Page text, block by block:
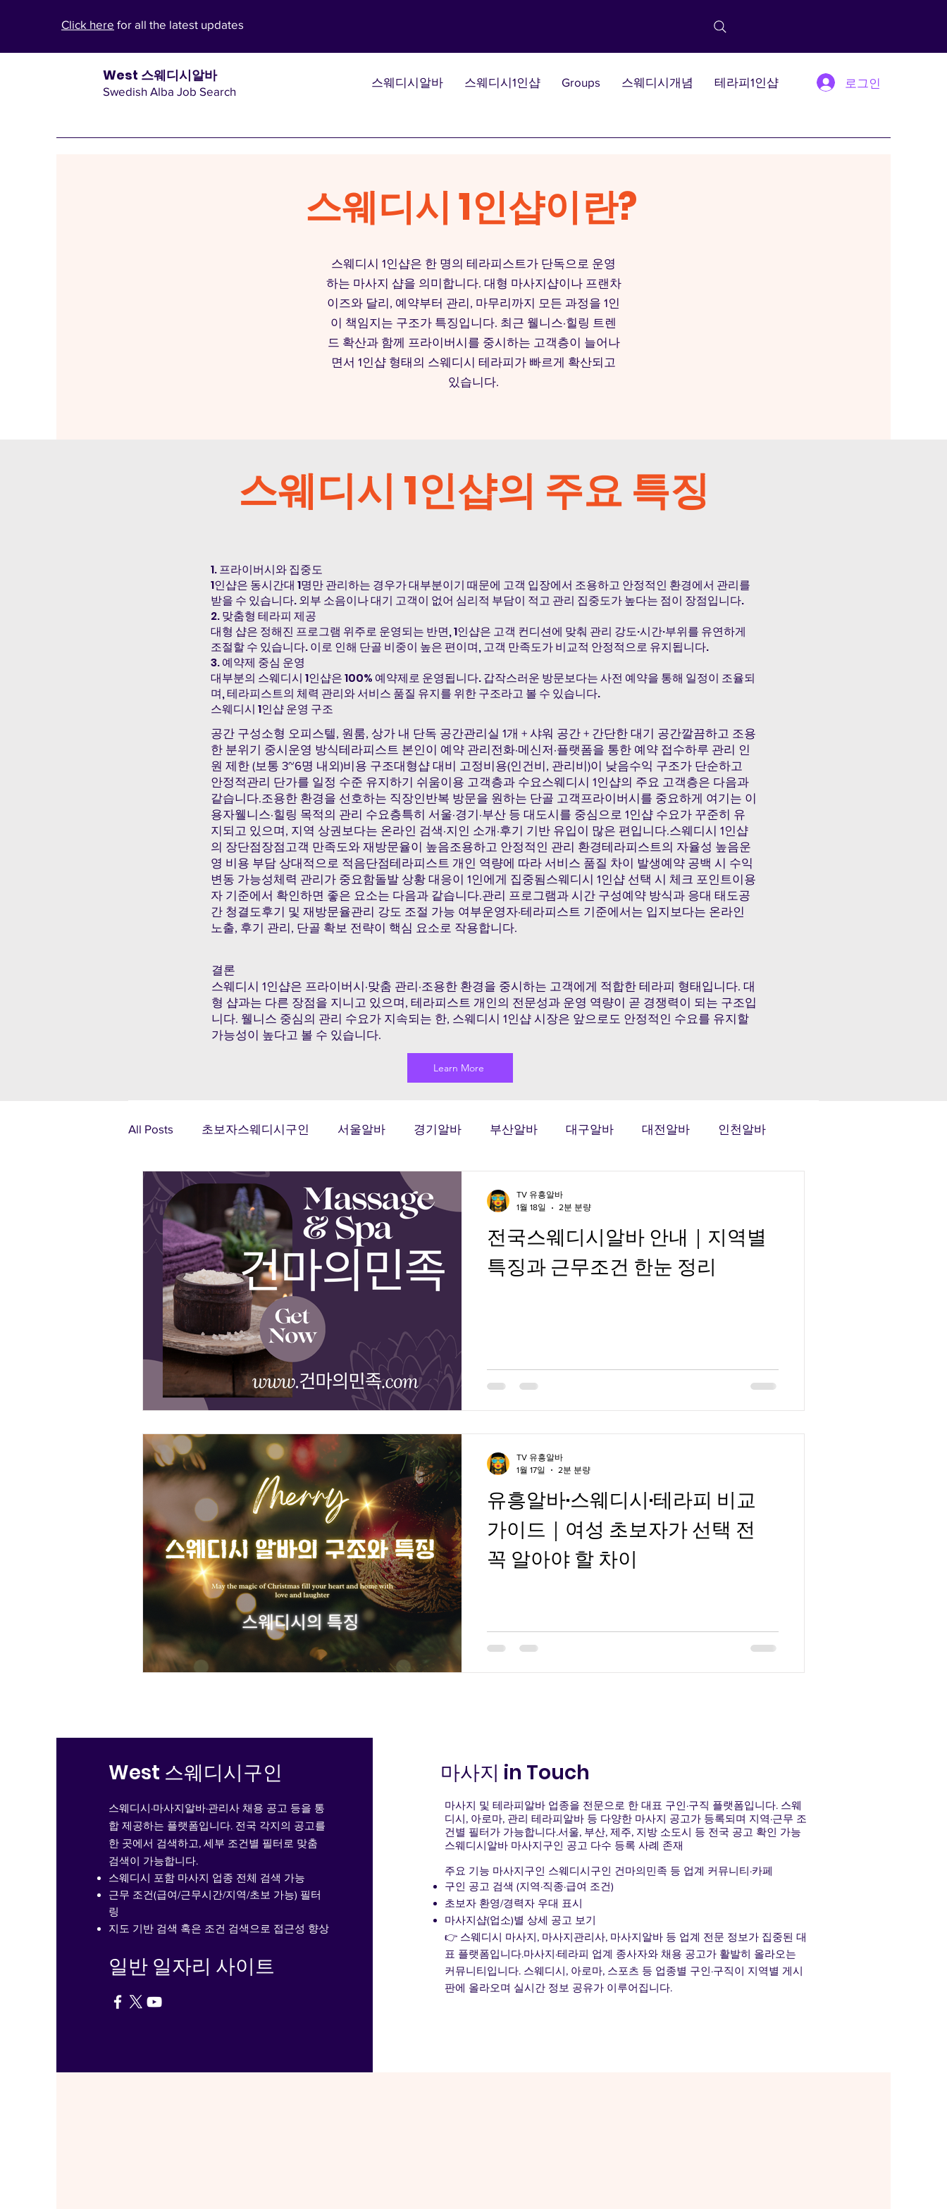
Click here for all the latest updates
West 스웨디시알바
Swedish Alba Job Search
스웨디시알바 스웨디시1인샵 Groups 스웨디시개념 테라피1인샵 로그인
스웨디시 1인샵이란?
스웨디시 1인샵은 한 명의 테라피스트가 단독으로 운영
하는 마사지 샵을 의미합니다. 대형 마사지샵이나 프랜차
이즈와 달리, 예약부터 관리, 마무리까지 모든 과정을 1인
이 책임지는 구조가 특징입니다. 최근 웰니스·힐링 트렌
드 확산과 함께 프라이버시를 중시하는 고객층이 늘어나
면서 1인샵 형태의 스웨디시 테라피가 빠르게 확산되고
있습니다.
스웨디시 1인샵의 주요 특징
1. 프라이버시와 집중도
1인샵은 동시간대 1명만 관리하는 경우가 대부분이기 때문에 고객 입장에서 조용하고 안정적인 환경에서 관리를
받을 수 있습니다. 외부 소음이나 대기 고객이 없어 심리적 부담이 적고 관리 집중도가 높다는 점이 장점입니다.
2. 맞춤형 테라피 제공
대형 샵은 정해진 프로그램 위주로 운영되는 반면, 1인샵은 고객 컨디션에 맞춰 관리 강도·시간·부위를 유연하게
조절할 수 있습니다. 이로 인해 단골 비중이 높은 편이며, 고객 만족도가 비교적 안정적으로 유지됩니다.
3. 예약제 중심 운영
대부분의 스웨디시 1인샵은 100% 예약제로 운영됩니다. 갑작스러운 방문보다는 사전 예약을 통해 일정이 조율되
며, 테라피스트의 체력 관리와 서비스 품질 유지를 위한 구조라고 볼 수 있습니다.
스웨디시 1인샵 운영 구조
공간 구성소형 오피스텔, 원룸, 상가 내 단독 공간관리실 1개 + 샤워 공간 + 간단한 대기 공간깔끔하고 조용
한 분위기 중시운영 방식테라피스트 본인이 예약 관리전화·메신저·플랫폼을 통한 예약 접수하루 관리 인
원 제한 (보통 3~6명 내외)비용 구조대형샵 대비 고정비용(인건비, 관리비)이 낮음수익 구조가 단순하고
안정적관리 단가를 일정 수준 유지하기 쉬움이용 고객층과 수요스웨디시 1인샵의 주요 고객층은 다음과
같습니다.조용한 환경을 선호하는 직장인반복 방문을 원하는 단골 고객프라이버시를 중요하게 여기는 이
용자웰니스·힐링 목적의 관리 수요층특히 서울·경기·부산 등 대도시를 중심으로 1인샵 수요가 꾸준히 유
지되고 있으며, 지역 상권보다는 온라인 검색·지인 소개·후기 기반 유입이 많은 편입니다.스웨디시 1인샵
의 장단점장점고객 만족도와 재방문율이 높음조용하고 안정적인 관리 환경테라피스트의 자율성 높음운
영 비용 부담 상대적으로 적음단점테라피스트 개인 역량에 따라 서비스 품질 차이 발생예약 공백 시 수익
변동 가능성체력 관리가 중요함돌발 상황 대응이 1인에게 집중됨스웨디시 1인샵 선택 시 체크 포인트이용
자 기준에서 확인하면 좋은 요소는 다음과 같습니다.관리 프로그램과 시간 구성예약 방식과 응대 태도공
간 청결도후기 및 재방문율관리 강도 조절 가능 여부운영자·테라피스트 기준에서는 입지보다는 온라인
노출, 후기 관리, 단골 확보 전략이 핵심 요소로 작용합니다.
결론
스웨디시 1인샵은 프라이버시·맞춤 관리·조용한 환경을 중시하는 고객에게 적합한 테라피 형태입니다. 대
형 샵과는 다른 장점을 지니고 있으며, 테라피스트 개인의 전문성과 운영 역량이 곧 경쟁력이 되는 구조입
니다. 웰니스 중심의 관리 수요가 지속되는 한, 스웨디시 1인샵 시장은 앞으로도 안정적인 수요를 유지할
가능성이 높다고 볼 수 있습니다.
Learn More
All Posts 초보자스웨디시구인 서울알바 경기알바 부산알바 대구알바 대전알바 인천알바
광주알바 제주알바 마사지알바 마사지구인
태국마사지구인 스웨디시알바 스웨디시구인 스웨디시 스웨디시마사지 전국스웨디시알바
스웨디시 알바 전국알바
사과농사 사과재배 과수농장
전국스웨디시알바 안내｜지역별
특징과 근무조건 한눈 정리
TV 유흥알바
1월 18일
2분 분량
유흥알바·스웨디시·테라피 비교
가이드｜여성 초보자가 선택 전
꼭 알아야 할 차이
TV 유흥알바
1월 17일
2분 분량
West 스웨디시구인
스웨디시·마사지알바·관리사 채용 공고 등을 통
합 제공하는 플랫폼입니다. 전국 각지의 공고를
한 곳에서 검색하고, 세부 조건별 필터로 맞춤
검색이 가능합니다.
스웨디시 포함 마사지 업종 전체 검색 가능
근무 조건(급여/근무시간/지역/초보 가능) 필터
링
지도 기반 검색 혹은 조건 검색으로 접근성 향상
일반 일자리 사이트
마사지 in Touch
마사지 및 테라피알바업종을 전문으로 한 대표 구인·구직 플랫폼입니다. 스웨
디시, 아로마, 관리 테라피알바 등 다양한 마사지 공고가 등록되며 지역·근무 조
건별 필터가 가능합니다.서울, 부산, 제주, 지방 소도시 등 전국 공고 확인 가능
스웨디시알바 마사지구인 공고 다수 등록 사례 존재
주요 기능 마사지구인 스웨디시구인 건마의민족 등 업계 커뮤니티·카페
구인 공고 검색 (지역·직종·급여 조건)
초보자 환영/경력자 우대 표시
마사지샵(업소)별 상세 공고 보기
👉 스웨디시 마사지, 마사지관리사, 마사지알바 등 업계 전문 정보가 집중된 대
표 플랫폼입니다.마사지·테라피 업계 종사자와 채용 공고가 활발히 올라오는
커뮤니티입니다. 스웨디시, 아로마, 스포츠 등 업종별 구인·구직이 지역별 게시
판에 올라오며 실시간 정보 공유가 이루어집니다.